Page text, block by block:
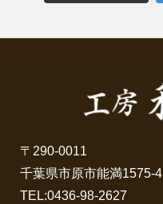
〒290-0011
千葉県市原市能満1575-
TEL:0436-98-2627